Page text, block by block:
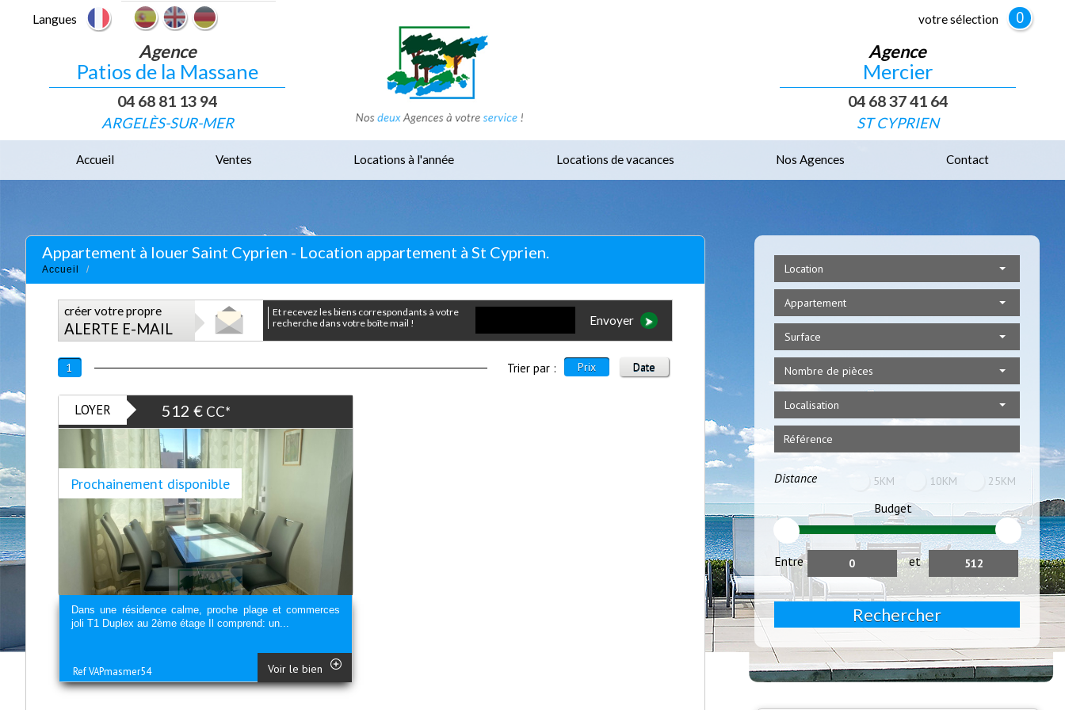
Langues votre sélection 0
Agence
Patios de la Massane
04 68 81 13 94
ARGELÈS-SUR-MER
Agence
Mercier
04 68 37 41 64
ST CYPRIEN
Accueil Ventes Locations à l'année Locations de vacances Nos Agences Contact
Location
Appartement
Surface
Nombre de pièces
Localisation
Distance 5KM 10KM 25KM
Budget
Entre et
Rechercher
Appartement à louer Saint Cyprien - Location appartement à St Cyprien.
Accueil
créer votre propre
ALERTE E-MAIL
et recevez les biens correspondants à votre
recherche dans votre boîte mail !
Envoyer
1 Trier par : Prix Date
LOYER 512 € CC*
Prochainement disponible
Dans une résidence calme, proche plage et commerces
joli T1 Duplex au 2ème étage Il comprend: un...
Ref VAPmasmer54 Voir le bien